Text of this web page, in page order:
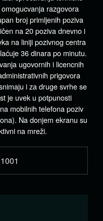
razgovora
broj primljenih poziva
na 20 poziva dnevno i
na liniji pozivnog centra
36 dinara po minutu.
ugovornih i licencnih
prigovora
i za druge svrhe se
je uvek u potpunosti
mobilnih telefona poziv
Na donjem ekranu su
na mreži.